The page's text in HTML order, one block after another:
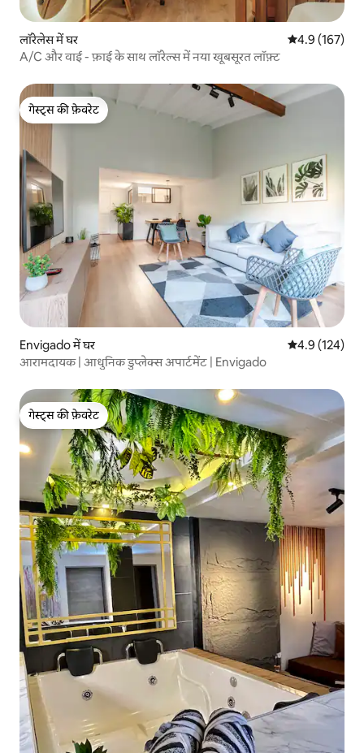
लॉरेलेस में घर औसत रेटिंग 5 में
4.9 (167)
A/C और वाई - फ़ाई के साथ लॉरेल्स में नया खूबसूरत लॉफ़्ट
गेस्ट्स की फ़ेवरेट
गेस्ट्स की फ़ेवरेट
Envigado में घर औसत रेटिंग 5 में
4.9 (124)
आरामदायक | आधुनिक डुप्लेक्स अपार्टमेंट | Envigado
गेस्ट्स की फ़ेवरेट
गेस्ट्स की फ़ेवरेट